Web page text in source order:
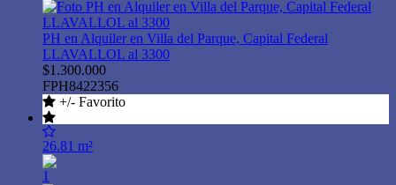
PH en Alquiler en Villa del Parque, Capital Federal
LLAVALLOL al 3300
$1.300.000
FPH8422356
+/- Favorito
26.81 m²
1